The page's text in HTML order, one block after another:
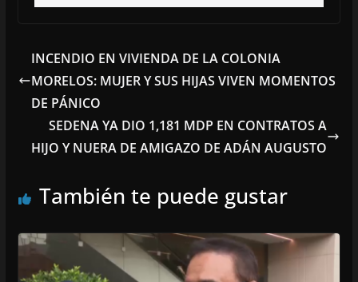
INCENDIO EN VIVIENDA DE LA COLONIA
MORELOS: MUJER Y SUS HIJAS VIVEN MOMENTOS
DE PÁNICO
SEDENA YA DIO 1,181 MDP EN CONTRATOS A
HIJO Y NUERA DE AMIGAZO DE ADÁN AUGUSTO
También te puede gustar